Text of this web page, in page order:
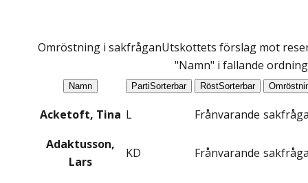
Omröstning i sakfråganUtskottets förslag mot
"Namn" i fallande ordning
Namn PartiSorterbar RöstSorterbar
Acketoft, Tina L Frånvarande
Adaktusson,
Lars
KD Frånvarande